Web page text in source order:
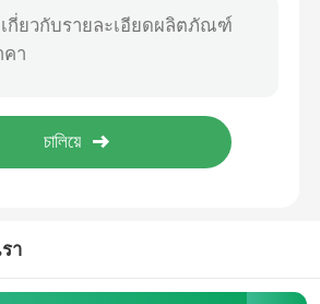
วามดันกลาง
นวนอากาศ AIS
า